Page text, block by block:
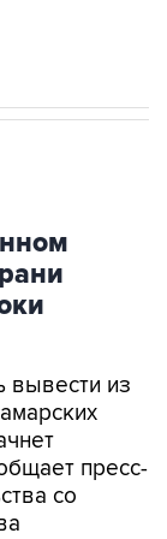
вывести из
пресс-
со